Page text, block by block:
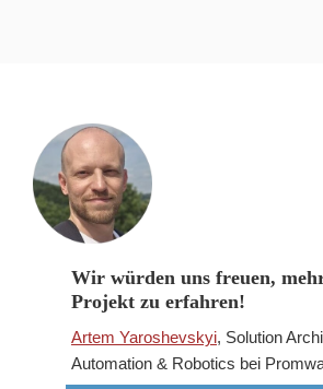
Wir würden uns freuen,
Projekt zu erfahren!
Artem Yaroshevskyi, Solution
Automation & Robotics bei